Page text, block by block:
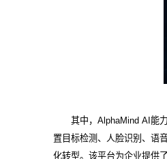
其中，AlphaMind AI能
置目标检测、人脸识别、语
化转型。该平台为企业提供